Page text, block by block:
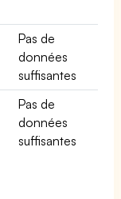
Pas de
données
suffisantes
Pas de
données
suffisantes